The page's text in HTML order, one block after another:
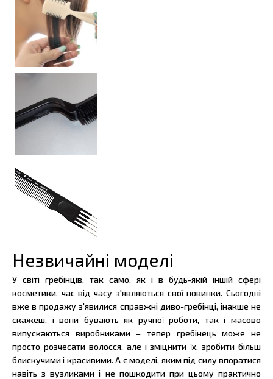
Незвичайні моделі
У світі гребінців, так само, як і в будь-якій іншій сфері
косметики, час від часу з'являються свої новинки. Сьогодні
вже в продажу з'явилися справжні диво-гребінці, інакше не
скажеш, і вони бувають як ручної роботи, так і масово
випускаються виробниками – тепер гребінець може не
просто розчесати волосся, але і зміцнити їх, зробити більш
блискучими і красивими. А є моделі, яким під силу впоратися
навіть з вузликами і не пошкодити при цьому практично